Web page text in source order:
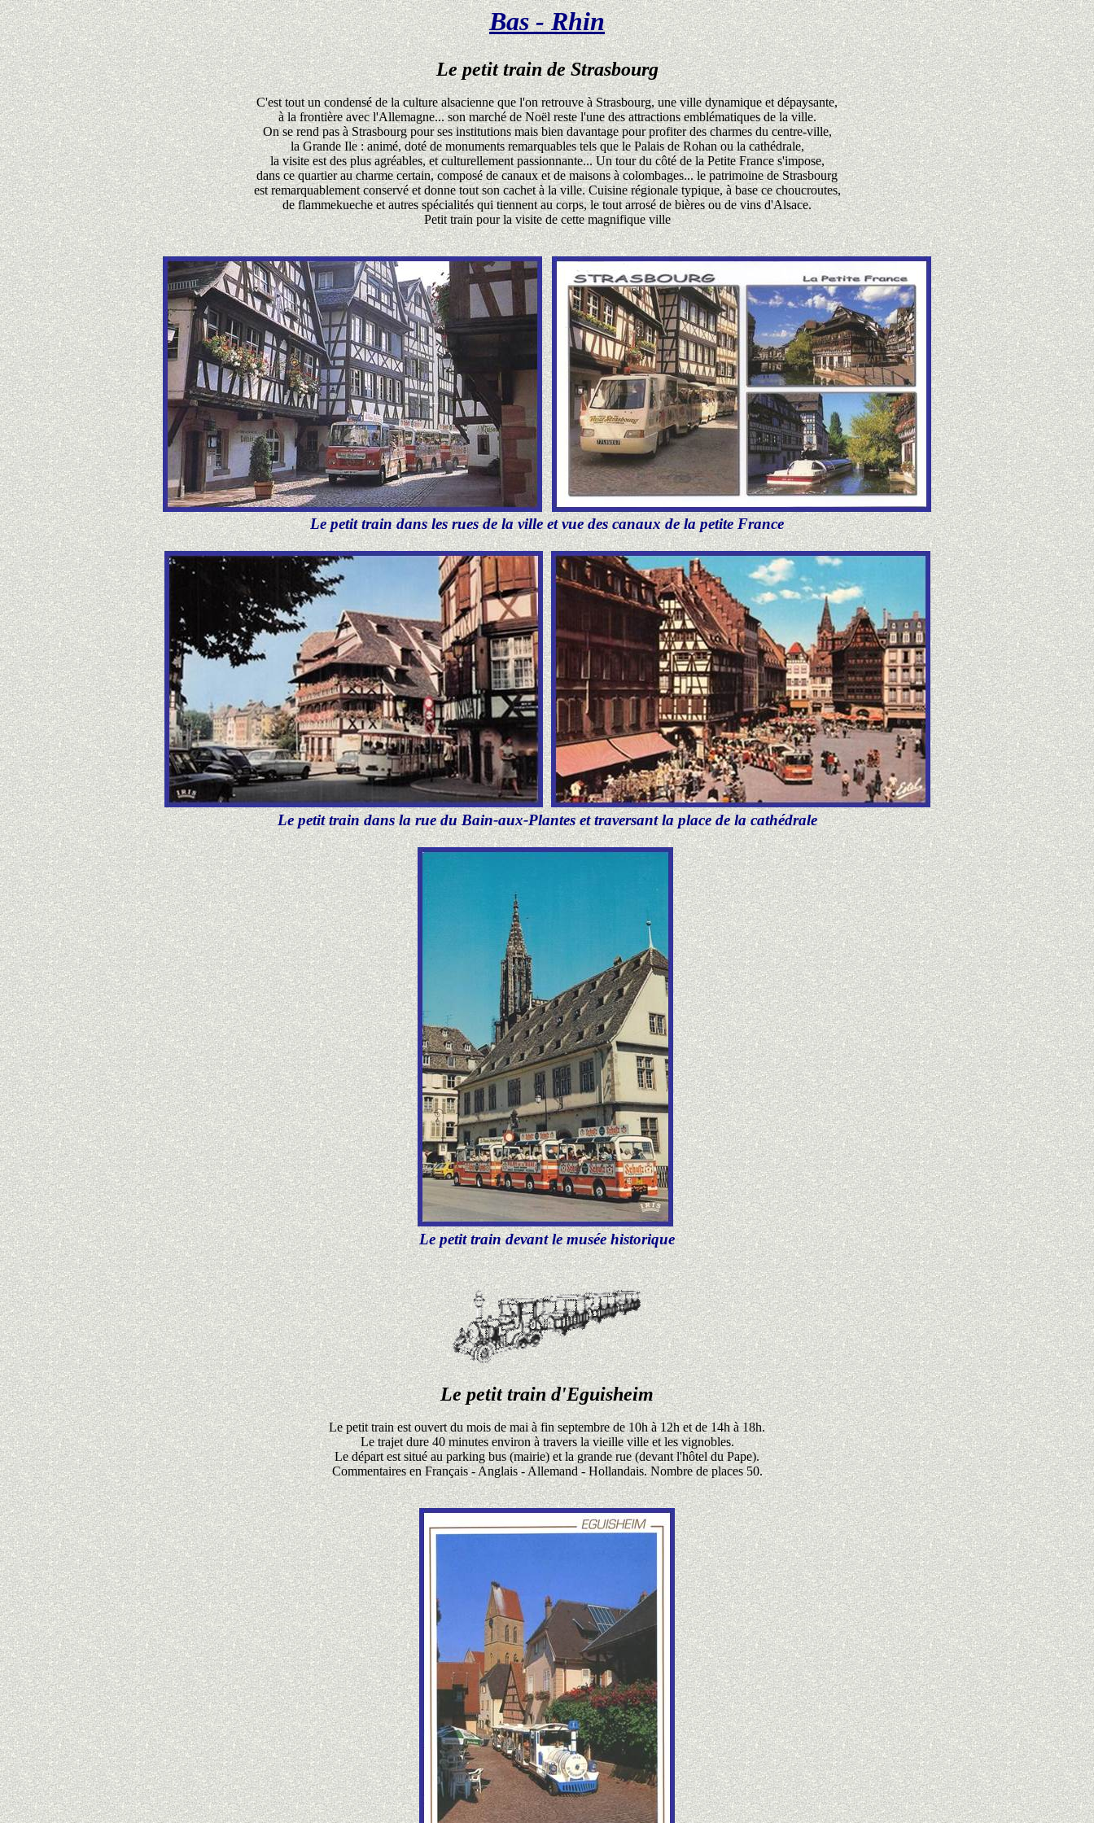
Bas - Rhin
Le petit train de Strasbourg
C'est tout un condensé de la culture alsacienne que l'on retrouve à Strasbourg, une ville dynamique et dépaysante,
à la frontière avec l'Allemagne... son marché de Noël reste l'une des attractions emblématiques de la ville.
On se rend pas à Strasbourg pour ses institutions mais bien davantage pour profiter des charmes du centre-ville,
la Grande Ile : animé, doté de monuments remarquables tels que le Palais de Rohan ou la cathédrale,
la visite est des plus agréables, et culturellement passionnante... Un tour du côté de la Petite France s'impose,
dans ce quartier au charme certain, composé de canaux et de maisons à colombages... le patrimoine de Strasbourg
est remarquablement conservé et donne tout son cachet à la ville. Cuisine régionale typique, à base ce choucroutes,
de flammekueche et autres spécialités qui tiennent au corps, le tout arrosé de bières ou de vins d'Alsace.
Petit train pour la visite de cette magnifique ville
Le petit train dans les rues de la ville et vue des canaux de la petite France
Le petit train dans la rue du Bain-aux-Plantes et traversant la place de la cathédrale
Le petit train devant le musée historique
Le petit train d'Eguisheim
Le petit train est ouvert du mois de mai à fin septembre de 10h à 12h et de 14h à 18h.
Le trajet dure 40 minutes environ à travers la vieille ville et les vignobles.
Le départ est situé au parking bus (mairie) et la grande rue (devant l'hôtel du Pape).
Commentaires en Français - Anglais - Allemand - Hollandais. Nombre de places 50.